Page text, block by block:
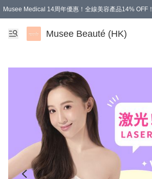
Musee Medical 14周年優惠！全線美容產品14% OFF！
凡購物滿HKD 500.00即享運費減免優惠
Musee Beauté (HK)